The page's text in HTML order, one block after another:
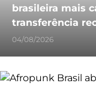
brasileira mais
transferência
04/08/2026